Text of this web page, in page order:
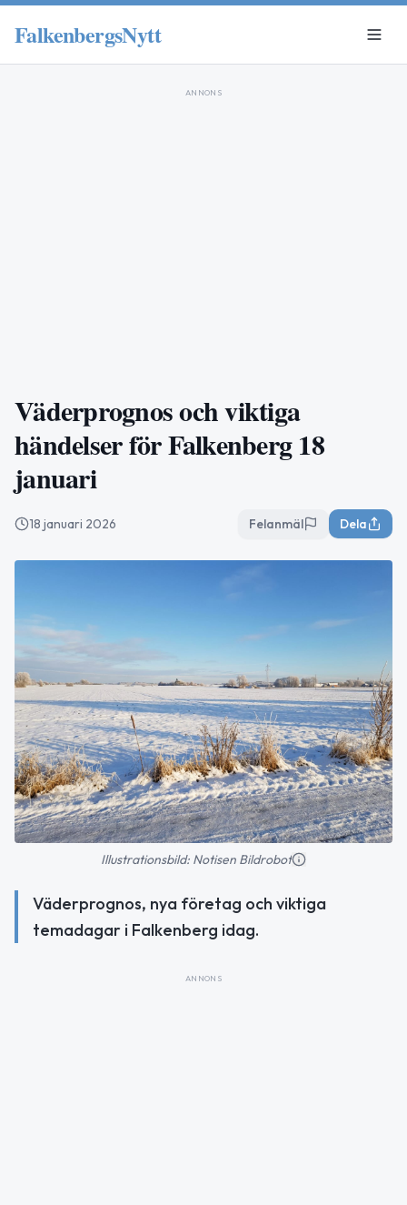
FalkenbergsNytt
ANNONS
Väderprognos och viktiga
händelser för Falkenberg 18
januari
18 januari 2026 Felanmäl Dela
Illustrationsbild: Notisen Bildrobot
Väderprognos, nya företag och viktiga
temadagar i Falkenberg idag.
ANNONS